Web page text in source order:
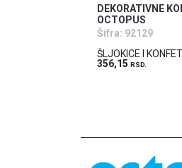
DEKORATIVNE
OCTOPUS
Šifra: 92129
ŠLJOKICE I
356,15 RSD.